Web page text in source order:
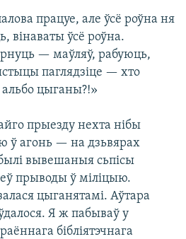
працуе, але ўсё роўна ня
вінаваты ўсё роўна.
— маўляў, рабуюць,
паглядзіце — хто
альбо цыганы?!»
прыезду нехта нібы
ў агонь — на дзьвярах
былі вывешаныя сьпісы
прыводы ў міліцыю.
цыганятамі. Аўтара
Я ж пабываў у
бібліятэчнага